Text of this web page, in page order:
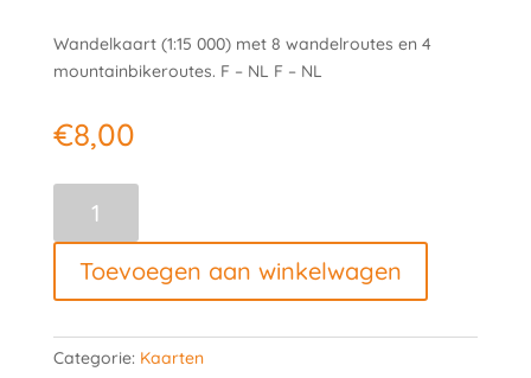
Wandelkaart (1:15 000) met 8 wandelroutes en 4
mountainbikeroutes. F – NL F – NL
€8,00
Gleize
Moulin
du
Ruy
Toevoegen aan winkelwagen
Categorie: Kaarten